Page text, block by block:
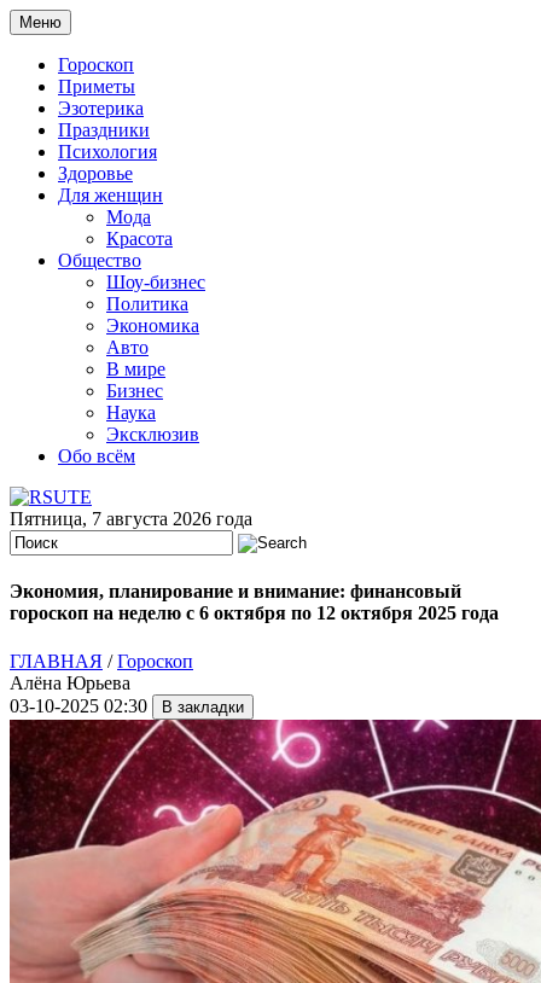
Меню
Гороскоп
Приметы
Эзотерика
Праздники
Психология
Здоровье
Для женщин
Мода
Красота
Общество
Шоу-бизнес
Политика
Экономика
Авто
В мире
Бизнес
Наука
Эксклюзив
Обо всём
Пятница, 7 августа 2026 года
Экономия, планирование и внимание: финансовый
гороскоп на неделю с 6 октября по 12 октября 2025 года
ГЛАВНАЯ /Гороскоп
Алёна Юрьева
03-10-2025 02:30